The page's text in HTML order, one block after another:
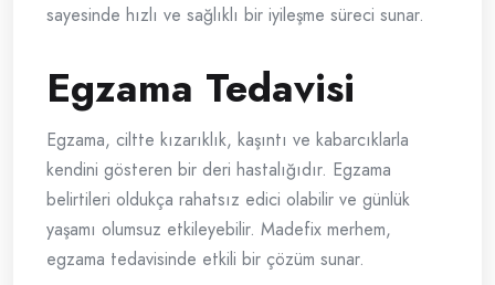
sayesinde hızlı ve sağlıklı bir iyileşme süreci sunar.
Egzama Tedavisi
Egzama, ciltte kızarıklık, kaşıntı ve kabarcıklarla
kendini gösteren bir deri hastalığıdır. Egzama
belirtileri oldukça rahatsız edici olabilir ve günlük
yaşamı olumsuz etkileyebilir. Madefix merhem,
egzama tedavisinde etkili bir çözüm sunar.